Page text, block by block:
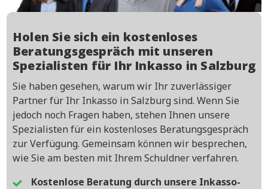
Holen Sie sich ein kostenloses
Beratungsgespräch mit unseren
Spezialisten für Ihr Inkasso in Salzburg
Sie haben gesehen, warum wir Ihr zuverlässiger
Partner für Ihr Inkasso in Salzburg sind. Wenn Sie
jedoch noch Fragen haben, stehen Ihnen unsere
Spezialisten für ein kostenloses Beratungsgespräch
zur Verfügung. Gemeinsam können wir besprechen,
wie Sie am besten mit Ihrem Schuldner verfahren.
Kostenlose Beratung durch unsere Inkasso-